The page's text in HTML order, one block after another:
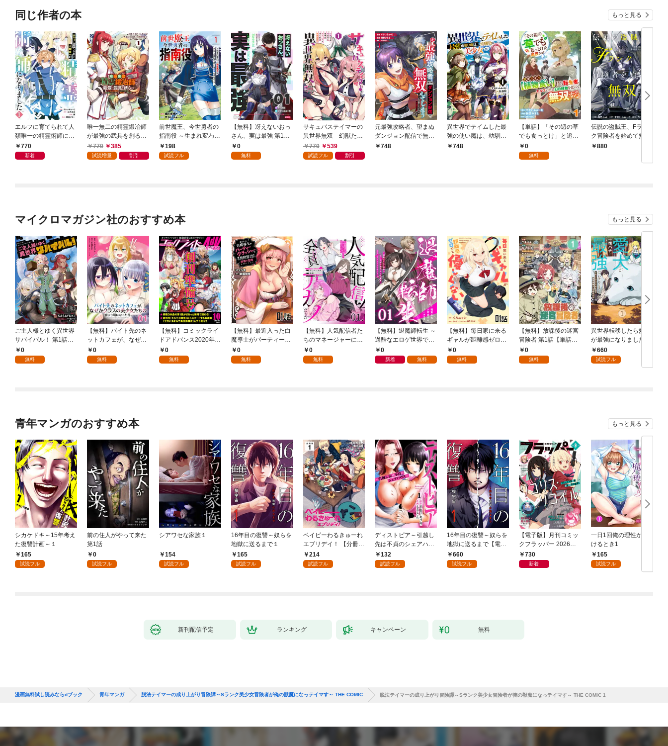
同じ作者の本 もっと見る
エルフに育てられて人
類唯一の精霊術師にな
りました～世間知らず
の最強冒険者、無自覚
770
新着
唯一無二の精霊鍛冶師
が最強の武具を創るま
で～ドワーフの鍛冶と
エルフの魔法を極めた
770 385
試読増量 割引
前世魔王、今世勇者の
指南役 ～生まれ変わっ
た転生魔王は衰退した
世界で新たな勇者を教
198
試読フル
【無料】冴えないおっ
さん、実は最強 第1話
【単話版】
0
無料
サキュバステイマーの
異世界無双 幻獣たち
の血を引く最強のサキ
ュバスとはじめる魔族
770 539
試読フル 割引
元最強攻略者、望まぬ
ダンジョン配信で無双
してしまう～コーチの
748
異世界でテイムした最
強の使い魔は、幼馴染
の美少女でした(１)
748
【単話】「その辺の草
でも食っとけ」と追放
された無能スキル【植
物食い】持ち転生者、
0
無料
伝説の盗賊王、Fラン
ク冒険者を始めて無双
する 裏社会最強の存在
880
マイクロマガジン社のおすすめ本 もっと見る
ご主人様とゆく異世界
サバイバル！ 第1話
【単話版】
0
無料
【無料】バイト先のネ
ットカフェが、なぜか
クラスの美少女たちの
溜まり場になった件。
0
無料
【無料】コミックライ
ドアドバンス2020年1
0月創刊準備号(vol.01)
0
無料
【無料】最近入った白
魔導士がパーティーク
ラッシャーで、俺の異
世界冒険者生活が崩壊
0
無料
【無料】人気配信者た
ちのマネージャーにな
ったら、全員元カノだ
った 第1話【単話版】
0
無料
【無料】退魔師転生 ～
過酷なエロゲ世界でキ
ツネ顔の関西弁な性悪
男はどないすりゃええ
0
新着 無料
【無料】毎日家に来る
ギャルが距離感ゼロで
も優しくない 第1話
【単話版】
0
無料
【無料】放課後の迷宮
冒険者 第1話【単話
版】
0
無料
異世界転移したら愛犬
が最強になりました ～
シルバーフェンリルと
俺が異世界暮らしを始
めたら～ THE COMIC
660
試読フル
青年マンガのおすすめ本 もっと見る
シカケドキ～15年考え
た復讐計画～１
165
試読フル
前の住人がやって来た
第1話
0
試読フル
シアワセな家族１
154
試読フル
16年目の復讐～奴らを
地獄に送るまで１
165
試読フル
ベイビーわるきゅーれ
エブリデイ！ 【分冊
版】 1
214
試読フル
ディストピア～引越し
先は不貞のシェアハウ
ス～１
132
試読フル
16年目の復讐～奴らを
地獄に送るまで【電子
単行本版】１
660
試読フル
【電子版】月刊コミッ
クフラッパー 2026年9
月号730
新着
一日1回俺の理性が負
けるとき1
165
試読フル
新刊配信予定 ランキング キャンペーン 無料
漫画無料試し読みならdブック 青年マンガ 脱法テイマーの成り上がり冒険譚～Sランク美少女冒険者が俺の獣魔になっテイマす～ THE COMIC 脱法テイマーの成り上がり冒険譚～Sランク美少女冒険者が俺の獣魔になっテイマす～ THE COMIC 1